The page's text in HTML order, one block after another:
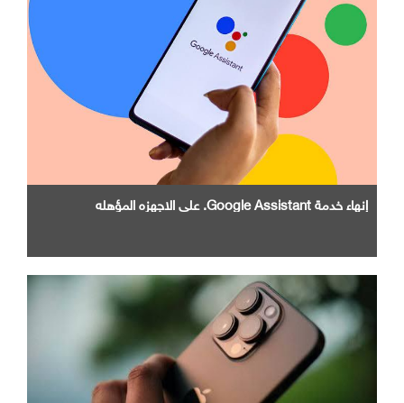
إنهاء خدمة Google Assistant. علي الاجهزه المؤهله